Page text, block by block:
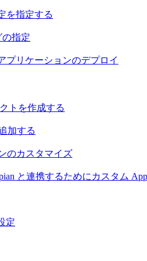
を指定する
指定
プリケーションのデプロイ
トを作成する
加する
のカスタマイズ
と連携するためにカスタム
定